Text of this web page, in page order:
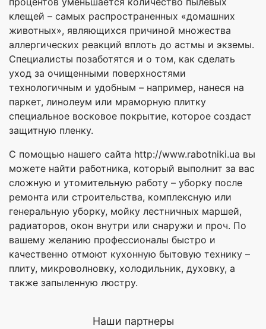
клещей – самых распространенных «домашних
животных», являющихся причиной множества
аллергических реакций вплоть до астмы и экземы.
Специалисты позаботятся и о том, как сделать
уход за очищенными поверхностями
технологичным и удобным – например, нанеся на
паркет, линолеум или мраморную плитку
специальное восковое покрытие, которое создаст
защитную пленку.
С помощью нашего сайта http://www.rabotniki.ua вы
можете найти работника, который выполнит за вас
сложную и утомительную работу – уборку после
ремонта или строительства, комплексную или
генеральную уборку, мойку лестничных маршей,
радиаторов, окон внутри или снаружи и проч. По
вашему желанию профессионалы быстро и
качественно отмоют кухонную бытовую технику –
плиту, микроволновку, холодильник, духовку, а
также запыленную люстру.
Наши партнеры